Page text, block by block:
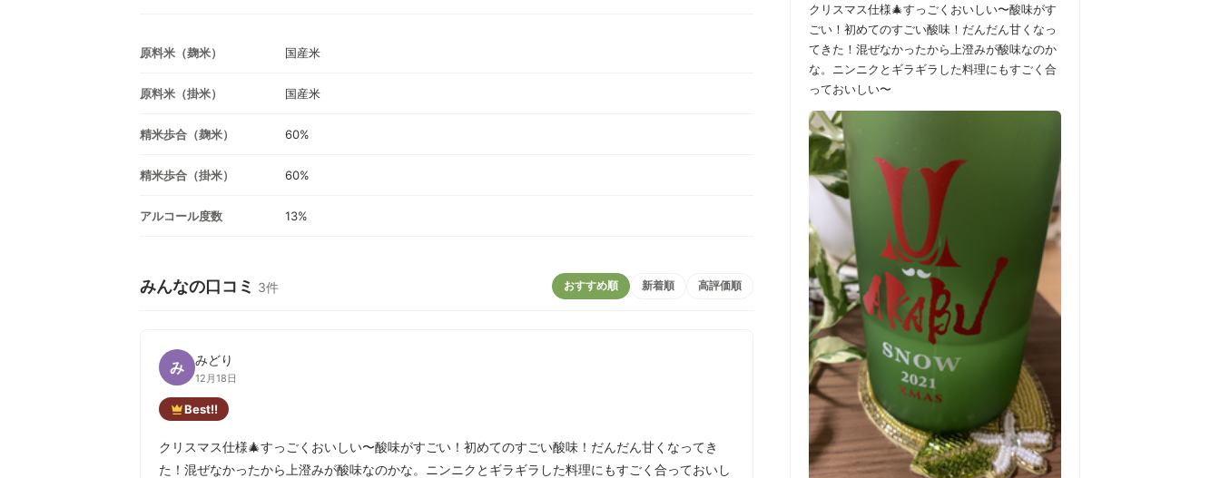
原料米（麹米） 国産米
原料米（掛米） 国産米
精米歩合（麹米） 60%
精米歩合（掛米） 60%
アルコール度数 13%
みんなの口コミ 3件 おすすめ順 新着順 高評価順
み みどり
12月18日
Best!!
クリスマス仕様🎄すっごくおいしい〜酸味がすごい！初めてのすごい酸味！だんだん甘くなってき
た！混ぜなかったから上澄みが酸味なのかな。ニンニクとギラギラした料理にもすごく合っておいし
クリスマス仕様🎄すっごくおいしい〜酸味がす
ごい！初めてのすごい酸味！だんだん甘くなっ
てきた！混ぜなかったから上澄みが酸味なのか
な。ニンニクとギラギラした料理にもすごく合
っておいしい〜